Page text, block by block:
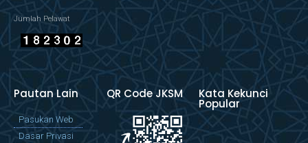
Jumlah Pelawat
Pautan Lain
Pasukan Web
Dasar Privasi
QR Code JKSM Kata Kekunci
Popular